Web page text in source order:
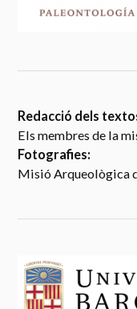
Redacció dels
Els membres de la
Fotografies:
Misió Arqueològica